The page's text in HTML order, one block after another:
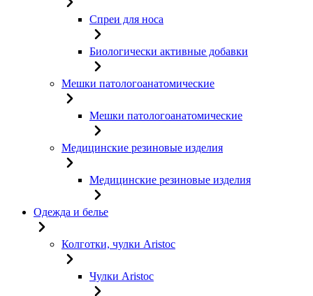
Спреи для носа
Биологически активные добавки
Мешки патологоанатомические
Мешки патологоанатомические
Медицинские резиновые изделия
Медицинские резиновые изделия
Одежда и белье
Колготки, чулки Aristoc
Чулки Aristoc